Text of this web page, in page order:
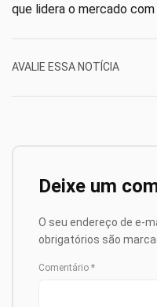
que lidera o mercado
AVALIE ESSA NOTÍCIA
Deixe um
O seu endereço de e-
obrigatórios são
Comentário *